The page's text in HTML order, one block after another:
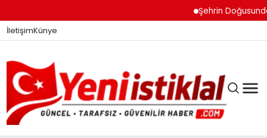
Şehrin Doğusundan
İletişimKünye